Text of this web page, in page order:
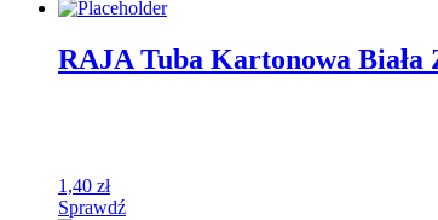
RAJA Tuba Kartonowa
1,40 zł
Sprawdź